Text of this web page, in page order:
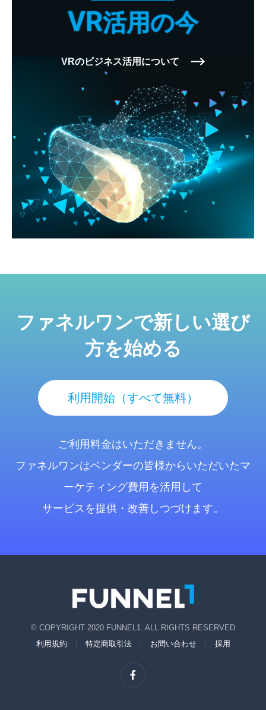
VR活用の今
VRのビジネス活用について
ファネルワンで新しい選び
方を始める
利用開始（すべて無料）
ご利用料金はいただきません。
ファネルワンはベンダーの皆様からいただいたマ
ーケティング費用を活用して
サービスを提供・改善しつづけます。
© COPYRIGHT 2020 FUNNEL1. ALL RIGHTS RESERVED
利用規約
特定商取引法 お問い合わせ 採用